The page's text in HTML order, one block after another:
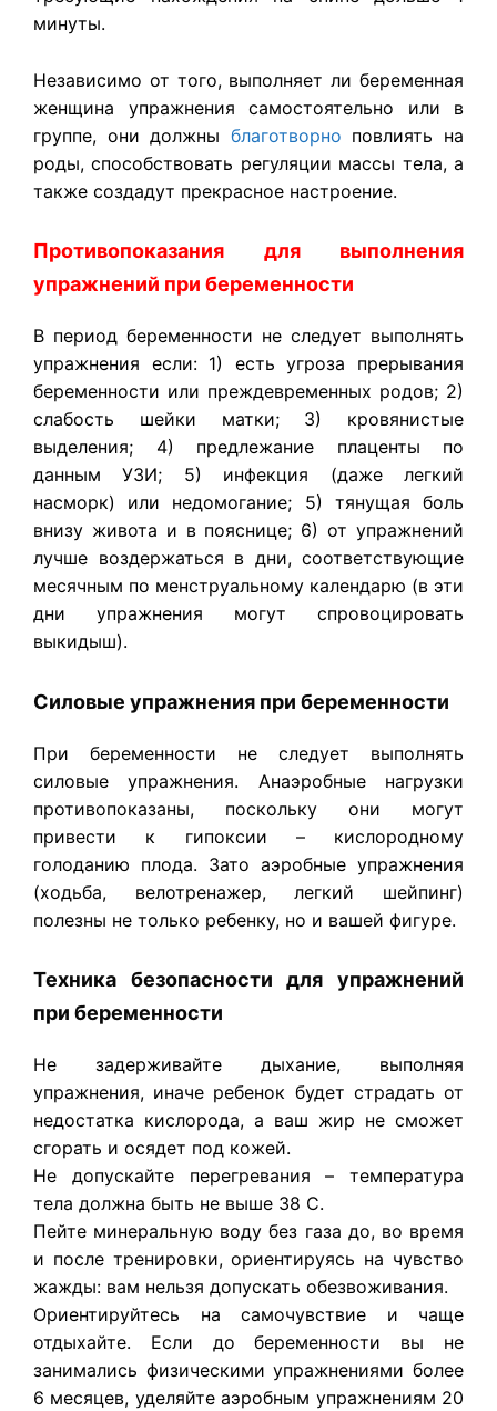
минуты.
Независимо от того, выполняет ли беременная
женщина упражнения самостоятельно или в
группе, они должны благотворно повлиять на
роды, способствовать регуляции массы тела, а
также создадут прекрасное настроение.
Противопоказания для выполнения
упражнений при беременности
В период беременности не следует выполнять
упражнения если: 1) есть угроза прерывания
беременности или преждевременных родов; 2)
слабость шейки матки; 3) кровянистые
выделения; 4) предлежание плаценты по
данным УЗИ; 5) инфекция (даже легкий
насморк) или недомогание; 5) тянущая боль
внизу живота и в пояснице; 6) от упражнений
лучше воздержаться в дни, соответствующие
месячным по менструальному календарю (в эти
дни упражнения могут спровоцировать
выкидыш).
Силовые упражнения при беременности
При беременности не следует выполнять
силовые упражнения. Анаэробные нагрузки
противопоказаны, поскольку они могут
привести к гипоксии – кислородному
голоданию плода. Зато аэробные упражнения
(ходьба, велотренажер, легкий шейпинг)
полезны не только ребенку, но и вашей фигуре.
Техника безопасности для упражнений
при беременности
Не задерживайте дыхание, выполняя
упражнения, иначе ребенок будет страдать от
недостатка кислорода, а ваш жир не сможет
сгорать и осядет под кожей.
Не допускайте перегревания – температура
тела должна быть не выше 38 С.
Пейте минеральную воду без газа до, во время
и после тренировки, ориентируясь на чувство
жажды: вам нельзя допускать обезвоживания.
Ориентируйтесь на самочувствие и чаще
отдыхайте. Если до беременности вы не
занимались физическими упражнениями более
6 месяцев, уделяйте аэробным упражнениям 20